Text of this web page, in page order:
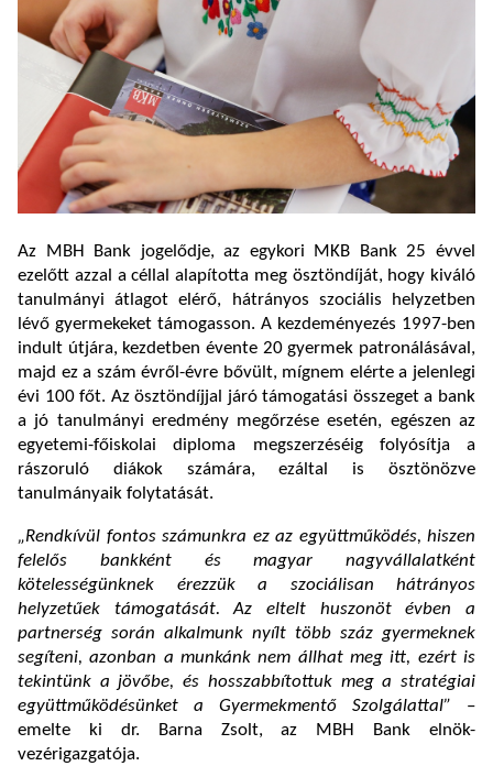
Az MBH Bank jogelődje, az egykori MKB Bank 25 évvel
ezelőtt azzal a céllal alapította meg ösztöndíját, hogy kiváló
tanulmányi átlagot elérő, hátrányos szociális helyzetben
lévő gyermekeket támogasson. A kezdeményezés 1997-ben
indult útjára, kezdetben évente 20 gyermek patronálásával,
majd ez a szám évről-évre bővült, mígnem elérte a jelenlegi
évi 100 főt. Az ösztöndíjjal járó támogatási összeget a bank
a jó tanulmányi eredmény megőrzése esetén, egészen az
egyetemi-főiskolai diploma megszerzéséig folyósítja a
rászoruló diákok számára, ezáltal is ösztönözve
tanulmányaik folytatását.
„Rendkívül fontos számunkra ez az együttműködés, hiszen
felelős bankként és magyar nagyvállalatként
kötelességünknek érezzük a szociálisan hátrányos
helyzetűek támogatását. Az eltelt huszonöt évben a
partnerség során alkalmunk nyílt több száz gyermeknek
segíteni, azonban a munkánk nem állhat meg itt, ezért is
tekintünk a jövőbe, és hosszabbítottuk meg a stratégiai
együttműködésünket a Gyermekmentő Szolgálattal” –
emelte ki dr. Barna Zsolt, az MBH Bank elnök-
vezérigazgatója.